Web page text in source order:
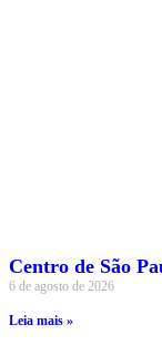
Centro de São
6 de agosto de 2026
Leia mais »